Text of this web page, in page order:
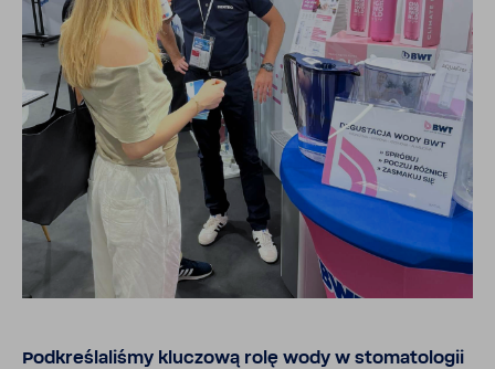
Podkre­śla­liśmy kluczową rolę wody w stoma­to­logii